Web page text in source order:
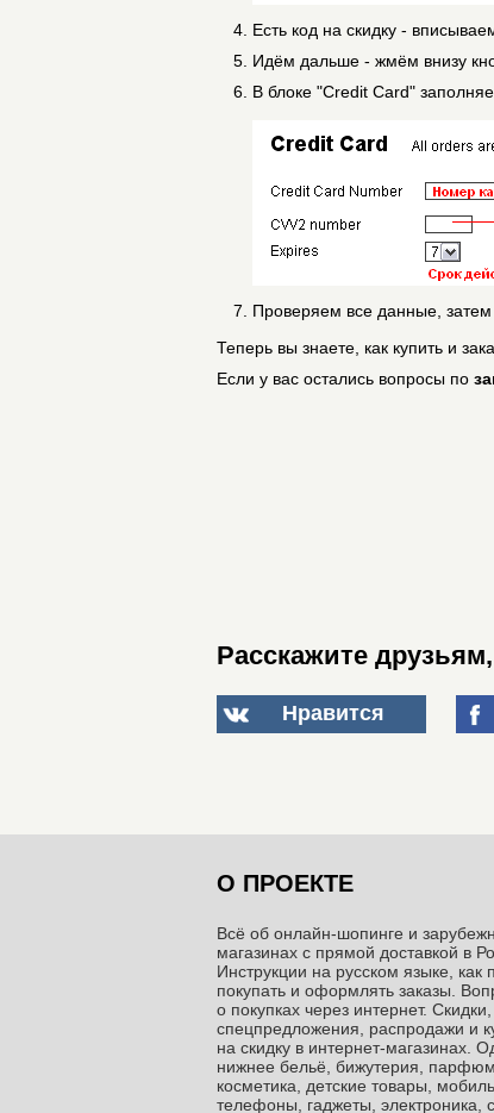
Есть код на скидку -
Идём дальше - жмём внизу
В блоке "Credit Card"
Проверяем все данные,
Теперь вы знаете, как купить и
Если у вас остались вопросы по
Расскажите
Нравится
О ПРОЕКТЕ
Всё об онлайн-шопинге и
магазинах c прямой доставкой в
Инструкции на русском языке, как
покупать и оформлять заказы.
о покупках через интернет.
спецпредложения, распродажи и
на скидку в интернет-магазинах.
нижнее бельё, бижутерия,
косметика, детские товары,
телефоны, гаджеты, электроника,